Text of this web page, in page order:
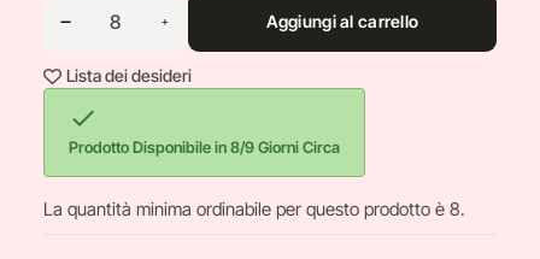
Aggiungi al carrello
Lista dei desideri

Prodotto Disponibile in 8/9 Giorni Circa
La quantità minima ordinabile per questo prodotto è 8.